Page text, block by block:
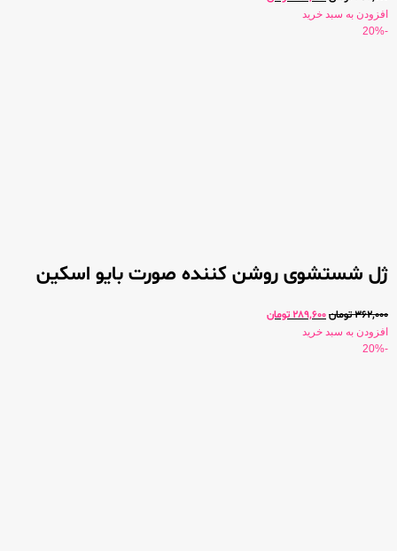
افزودن به سبد خرید
-20%
ژل شستشوی روشن کننده صورت بایو اسکین
362,000تومان289,600 تومان
افزودن به سبد خرید
-20%